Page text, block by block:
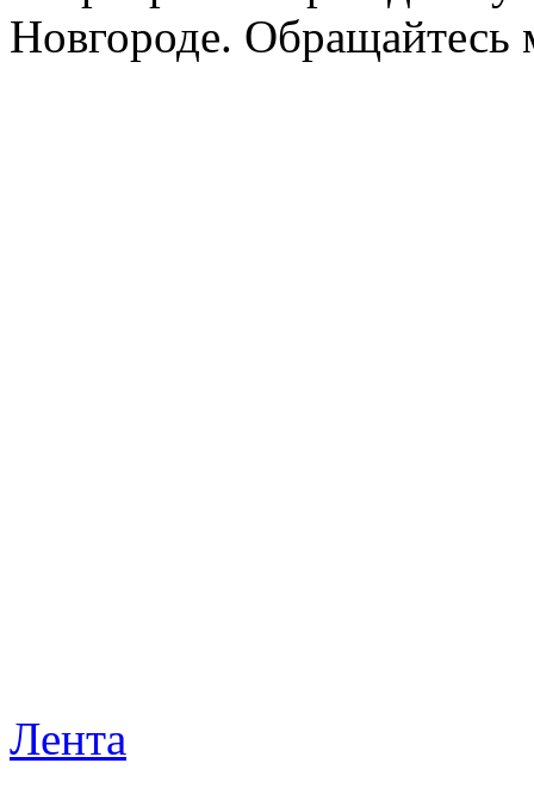
Новгороде.
Лента